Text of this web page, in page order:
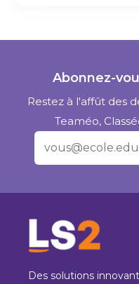
Abonnez-
Restez à l'affût des
Teaméo,
Des solutions